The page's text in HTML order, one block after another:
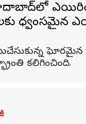
కలిగించింది.